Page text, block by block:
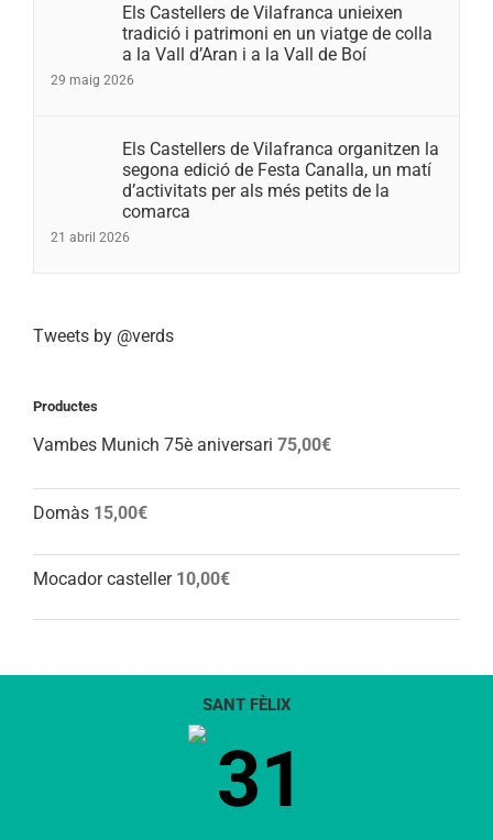
Els Castellers de Vilafranca unieixen
tradició i patrimoni en un viatge de colla
a la Vall d’Aran i a la Vall de Boí
29 maig 2026
Els Castellers de Vilafranca organitzen la
segona edició de Festa Canalla, un matí
d’activitats per als més petits de la
comarca
21 abril 2026
Tweets by @verds
Productes
Vambes Munich 75è aniversari 75,00€
Domàs 15,00€
Mocador casteller 10,00€
SANT FÈLIX
31